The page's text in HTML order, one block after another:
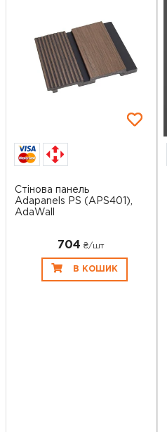
Стінова панель
Adapanels PS (APS401),
AdaWall
704 ₴/шт
В КОШИК